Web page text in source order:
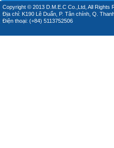
Copyright © 2013 D.M.E.C Co.,Ltd, All Rights
Địa chỉ: K190 Lê Duẩn, P. Tân chính, Q.
Điện thoại: (+84) 5113752506